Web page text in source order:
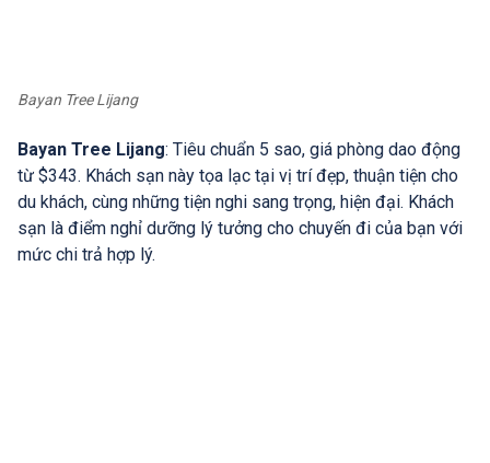
Bayan Tree Lijang
Bayan Tree Lijang: Tiêu chuẩn 5 sao, giá phòng dao động
từ $343. Khách sạn này tọa lạc tại vị trí đẹp, thuận tiện cho
du khách, cùng những tiện nghi sang trọng, hiện đại. Khách
sạn là điểm nghỉ dưỡng lý tưởng cho chuyến đi của bạn với
mức chi trả hợp lý.